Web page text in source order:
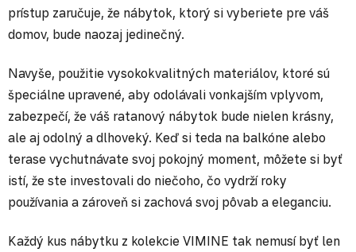
prístup zaručuje, že nábytok, ktorý si vyberiete pre váš
domov, bude naozaj jedinečný.
Navyše, použitie vysokokvalitných materiálov, ktoré sú
špeciálne upravené, aby odolávali vonkajším vplyvom,
zabezpečí, že váš ratanový nábytok bude nielen krásny,
ale aj odolný a dlhoveký. Keď si teda na balkóne alebo
terase vychutnávate svoj pokojný moment, môžete si byť
istí, že ste investovali do niečoho, čo vydrží roky
používania a zároveň si zachová svoj pôvab a eleganciu.
Každý kus nábytku z kolekcie VIMINE tak nemusí byť len